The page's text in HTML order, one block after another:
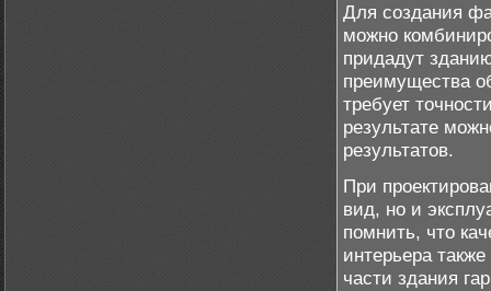
Для создания
можно
придадут
преимущества
требует
результате
результатов.
При
вид, но и
помнить, что
интерьера
части здания